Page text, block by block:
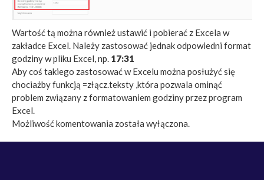
Wartość tą można również ustawić i pobierać z Excela w
zakładce Excel. Należy zastosować jednak odpowiedni format
godziny w pliku Excel, np. 17:31
Aby coś takiego zastosować w Excelu można posłużyć się
chociażby funkcją =złącz.teksty ,która pozwala ominąć
problem związany z formatowaniem godziny przez program
Excel.
Możliwość komentowania została wyłączona.